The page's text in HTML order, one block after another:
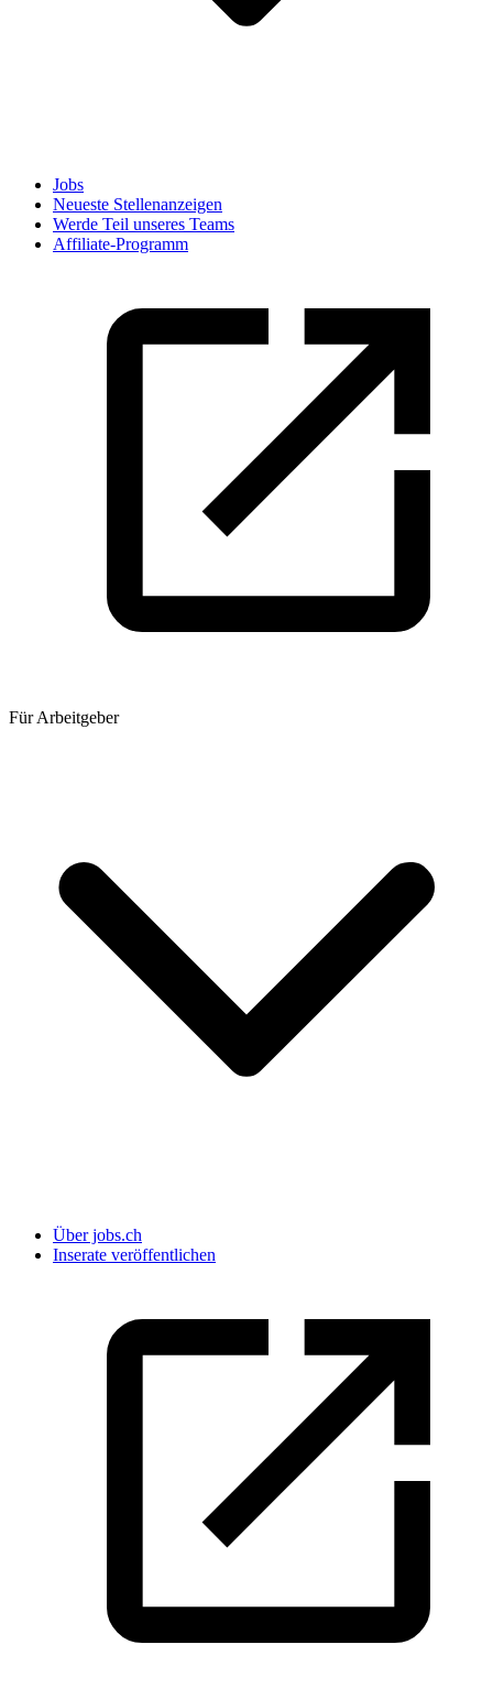
Jobs
Neueste Stellenanzeigen
Werde Teil unseres Teams
Affiliate-Programm
Für Arbeitgeber
Über jobs.ch
Inserate veröffentlichen